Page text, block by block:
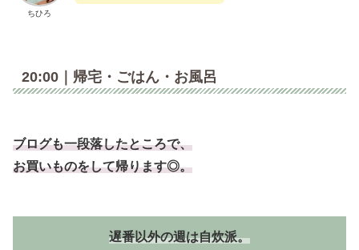
ちひろ
20:00｜帰宅・ごはん・お風呂
ブログも一段落したところで、
お買いものをして帰ります◎。
遅番以外の週は自炊派。